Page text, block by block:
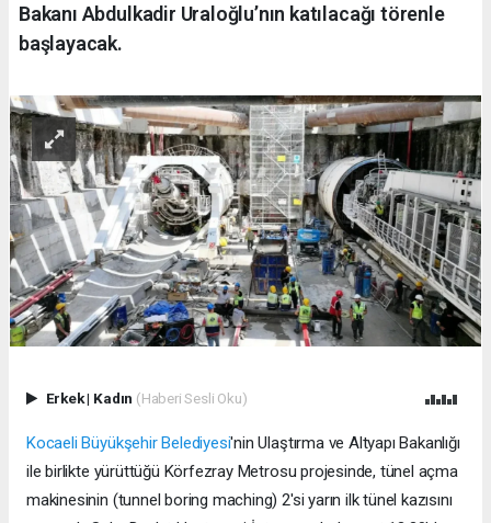
Bakanı Abdulkadir Uraloğlu’nın katılacağı törenle
başlayacak.
Erkek| Kadın (Haberi Sesli Oku)
Kocaeli Büyükşehir Belediyesi'nin Ulaştırma ve Altyapı Bakanlığı
ile birlikte yürüttüğü Körfezray Metrosu projesinde, tünel açma
makinesinin (tunnel boring maching) 2'si yarın ilk tünel kazısını